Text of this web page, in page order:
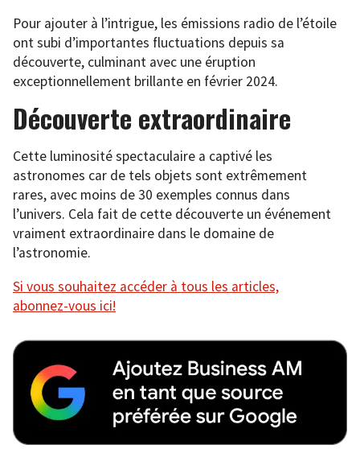
Pour ajouter à l’intrigue, les émissions radio de l’étoile
ont subi d’importantes fluctuations depuis sa
découverte, culminant avec une éruption
exceptionnellement brillante en février 2024.
Découverte extraordinaire
Cette luminosité spectaculaire a captivé les
astronomes car de tels objets sont extrêmement
rares, avec moins de 30 exemples connus dans
l’univers. Cela fait de cette découverte un événement
vraiment extraordinaire dans le domaine de
l’astronomie.
Si vous souhaitez accéder à tous les articles,
abonnez-vous ici!